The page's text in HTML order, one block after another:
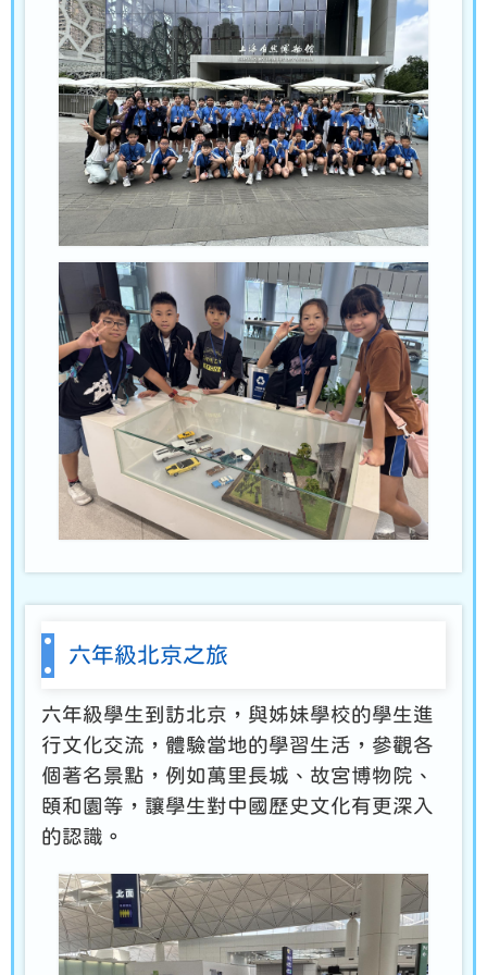
六年級北京之旅
六年級學生到訪北京，與姊妹學校的學生進
行文化交流，體驗當地的學習生活，參觀各
個著名景點，例如萬里長城、故宮博物院、
頤和園等，讓學生對中國歷史文化有更深入
的認識。